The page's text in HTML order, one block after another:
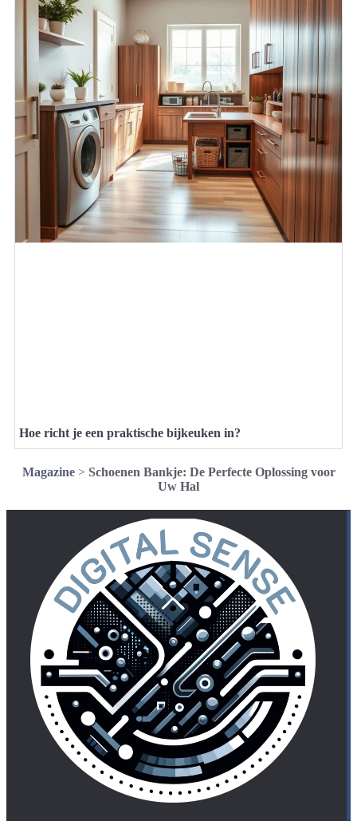
Hoe richt je een praktische bijkeuken in?
Magazine> Schoenen Bankje: De Perfecte Oplossing voor
Uw Hal